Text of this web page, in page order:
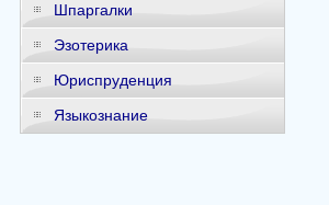
Шпаргалки
Эзотерика
Юриспруденция
Языкознание